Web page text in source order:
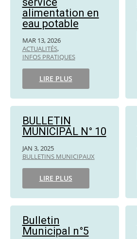
alimentation en
eau potable
MAR 13, 2026
ACTUALITÉS,
INFOS PRATIQUES
LIRE PLUS
BULLETIN
MUNICIPAL N° 10
JAN 3, 2025
BULLETINS MUNICIPAUX
LIRE PLUS
Bulletin
Municipal n°5